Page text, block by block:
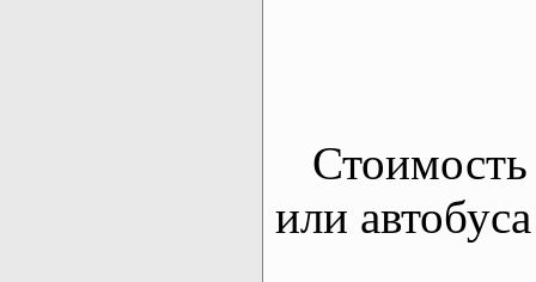
Стоимость
или